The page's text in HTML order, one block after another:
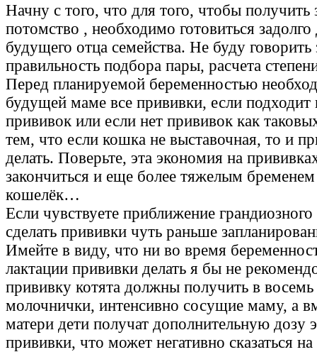
Начну с того, что для того, чтобы получить
потомство , необходимо готовиться
будущего отца семейства. Не буду говорить
правильность подбора пары, расчета
Перед планируемой беременностью
будущей маме все прививки, если
прививок или если нет прививок как
тем, что если кошка не выставочная, то и
делать. Поверьте, эта экономия на
закончиться и еще более тяжелым
кошелёк…
Если чувствуете приближение
сделать прививки чуть раньше
Имейте в виду, что ни во время
лактации прививки делать я бы не
прививку котята должны получить в
молочнички, интенсивно сосущие маму, а
матери дети получат дополнительную дозу
прививки, что может негативно сказаться